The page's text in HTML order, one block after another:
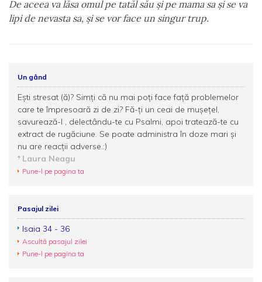
De aceea va lăsa omul pe tatăl său şi pe mama sa şi se va
lipi de nevasta sa, şi se vor face un singur trup.
Un gând
Eşti stresat (ă)? Simţi că nu mai poţi face față problemelor
care te împresoară zi de zi? Fă-ţi un ceai de muşeţel,
savurează-l , delectându-te cu Psalmi, apoi tratează-te cu
extract de rugăciune. Se poate administra în doze mari şi
nu are reacţii adverse.:)
Laura Neagu
Pune-l pe pagina ta
Pasajul zilei
Isaia 34 - 36
Ascultă pasajul zilei
Pune-l pe pagina ta